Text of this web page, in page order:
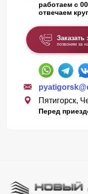
работаем с
отвечаем
Заказать
позвоним за
Пятигорск,
Перед